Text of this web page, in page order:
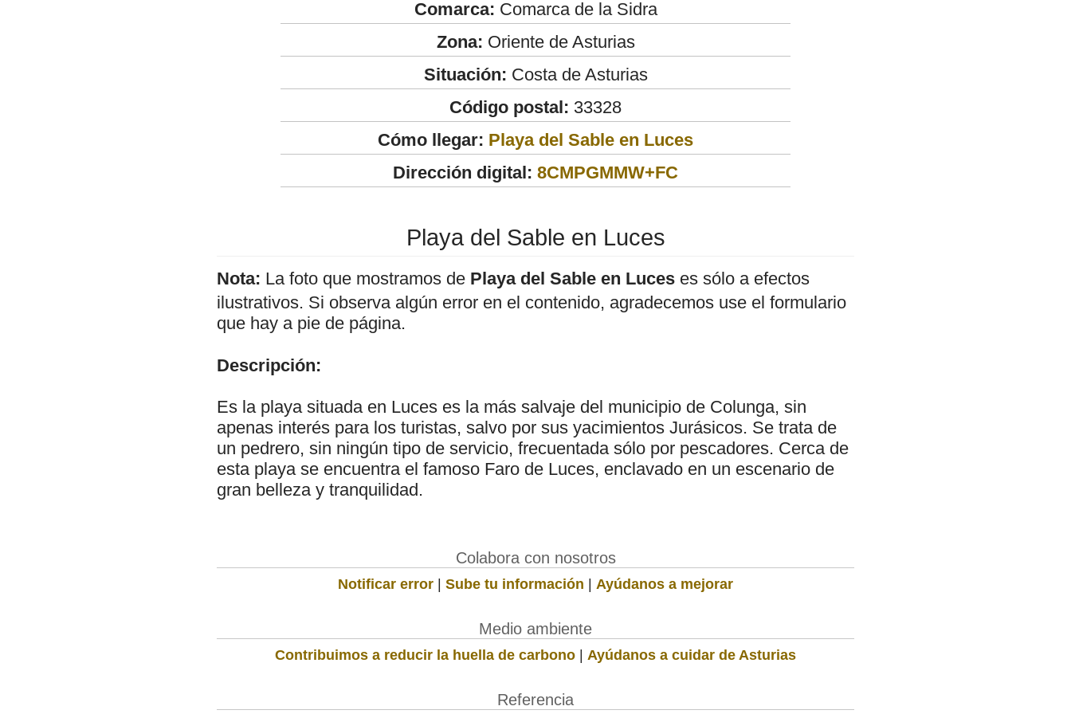
Comarca: Comarca de la Sidra
Zona: Oriente de Asturias
Situación: Costa de Asturias
Código postal: 33328
Cómo llegar: Playa del Sable en Luces
Dirección digital: 8CMPGMMW+FC
Playa del Sable en Luces
Nota: La foto que mostramos de Playa del Sable en Luces es sólo a efectos
ilustrativos. Si observa algún error en el contenido, agradecemos use el formulario
que hay a pie de página.
Descripción:
Es la playa situada en Luces es la más salvaje del municipio de Colunga, sin
apenas interés para los turistas, salvo por sus yacimientos Jurásicos. Se trata de
un pedrero, sin ningún tipo de servicio, frecuentada sólo por pescadores. Cerca de
esta playa se encuentra el famoso Faro de Luces, enclavado en un escenario de
gran belleza y tranquilidad.
Colabora con nosotros
Notificar error | Sube tu información | Ayúdanos a mejorar
Medio ambiente
Contribuimos a reducir la huella de carbono | Ayúdanos a cuidar de Asturias
Referencia